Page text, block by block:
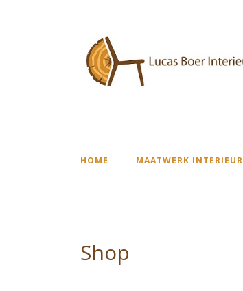
HOME MAATWERK INTERIEUR
Shop